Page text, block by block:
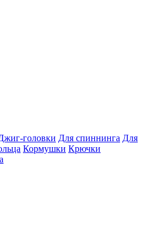
головки Для спиннинга Для
Кормушки Крючки